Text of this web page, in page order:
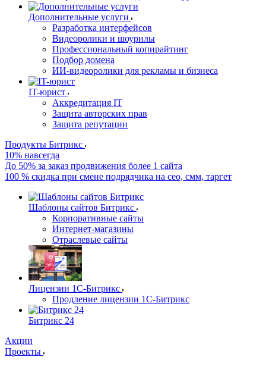
Дополнительные услуги
Разработка интерфейсов
Видеоролики и шоурилы
Профессиональный копирайтинг
Подбор домена
ИИ-видеоролики для рекламы и бизнеса
IT-юрист
Аккредитация IT
Защита авторских прав
Защита репутации
Продукты Битрикс
10% навсегда
До 50% за заказ продвижения более 1 сайта
100 % скидка при смене подрядчика на сео, смм, таргет
Шаблоны сайтов Битрикс
Корпоративные сайты
Интернет-магазины
Отраслевые сайты
Лицензии 1С-Битрикс
Продление лицензии 1С-Битрикс
Битрикс 24
Акции
Проекты